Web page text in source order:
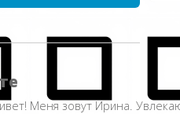
Меня зовут Ирина.